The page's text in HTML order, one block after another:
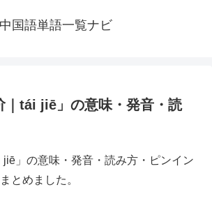
中国語単語一覧ナビ
｜tái jiē」の意味・発音・読
jiē」の意味・発音・読み方・ピンイン
とめました。